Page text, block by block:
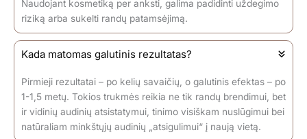
Naudojant kosmetiką per anksti, galima padidinti uždegimo
riziką arba sukelti randų patamsėjimą.
Kada matomas galutinis rezultatas?
Pirmieji rezultatai – po kelių savaičių, o galutinis efektas – po
1-1,5 metų. Tokios trukmės reikia ne tik randų brendimui, bet
ir vidinių audinių atsistatymui, tinimo visiškam nuslūgimui bei
natūraliam minkštųjų audinių „atsigulimui“ į naują vietą.